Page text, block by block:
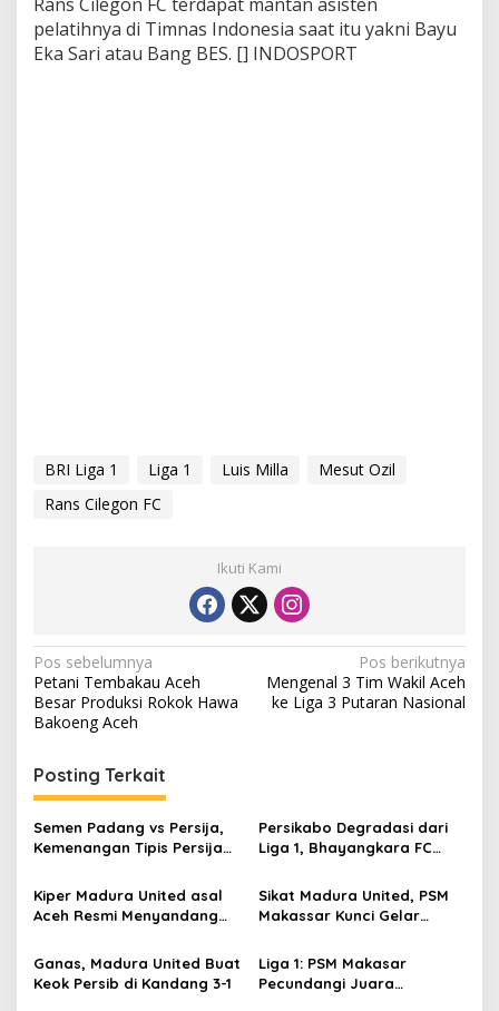
pelatihnya di Timnas Indonesia saat itu yakni Bayu
Eka Sari atau Bang BES. [] INDOSPORT
BRI Liga 1 Liga 1 Luis Milla
Mesut Ozil
Rans Cilegon FC
Ikuti Kami
N
a
v
i
g
a
s
i
p
s
Pos sebelumnya
Petani Tembakau Aceh
Besar Produksi Rokok Hawa
Bakoeng Aceh
Pos berikutnya
Mengenal 3 Tim Wakil Aceh
ke Liga 3 Putaran Nasional
Posting Terkait
Semen Padang vs Persija,
Kemenangan Tipis Persija
Persikabo Degradasi dari
Liga 1, Bhayangkara FC
Kiper Madura United asal
Aceh Resmi Menyandang
Sikat Madura United, PSM
Makassar Kunci Gelar
Ganas, Madura United Buat
Keok Persib di Kandang 3-1
Liga 1: PSM Makasar
Pecundangi Juara